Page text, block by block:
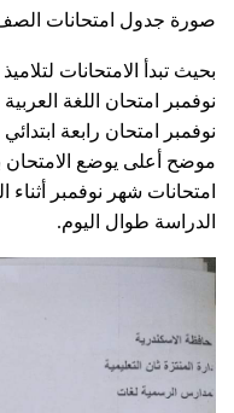
صورة جدول امتحانات الصف
نوفمبر امتحان رابعة
موضح أعلى يوضع الامتحان
امتحانات شهر نوفمبر أثناء
الدراسة طوال اليوم.